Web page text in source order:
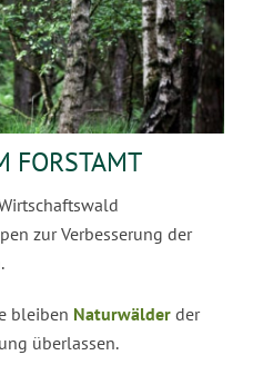
FORSTAMT
zur Verbesserung der
bleiben Naturwälder der
überlassen.